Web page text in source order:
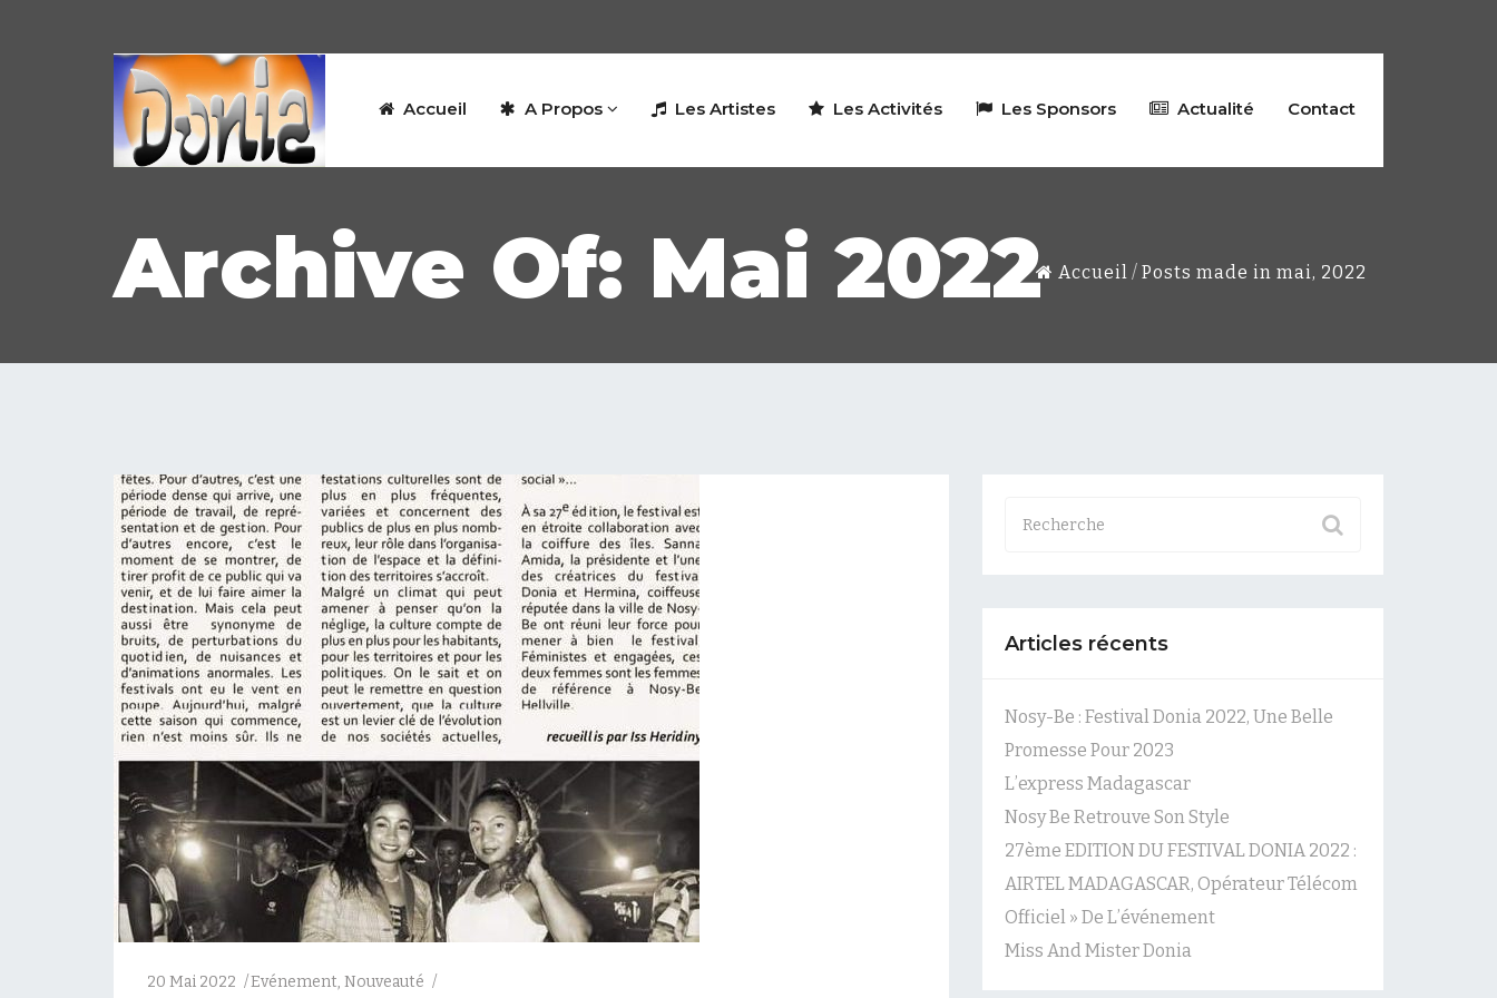
Accueil A Propos Les Artistes Les Activités Les Sponsors Actualité Contact
Archive Of: Mai 2022 Accueil Posts made in mai, 2022
20 Mai 2022 Evénement, Nouveauté
Articles récents
Nosy-Be : Festival Donia 2022, Une Belle
Promesse Pour 2023
L’express Madagascar
Nosy Be Retrouve Son Style
27ème EDITION DU FESTIVAL DONIA 2022 :
AIRTEL MADAGASCAR, Opérateur Télécom
Officiel » De L’événement
Miss And Mister Donia